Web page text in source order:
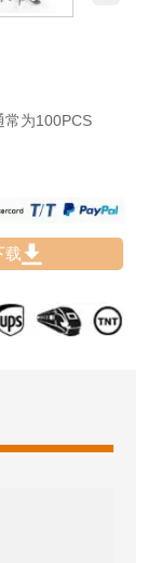
常为100PCS
载